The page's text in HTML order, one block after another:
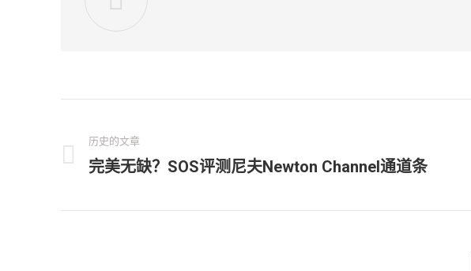
章
航
历史的文章
历
的
完美无缺？SOS评测尼夫Newton Channel通道条